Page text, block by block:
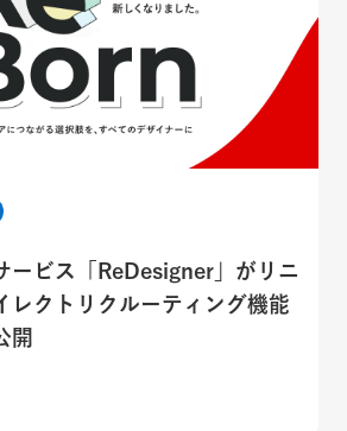
ービス「ReDesigner」がリニ
レクトリクルーティング機能
開